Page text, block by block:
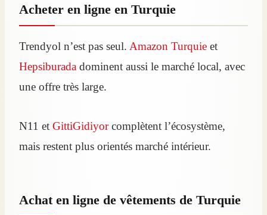
Acheter en ligne en Turquie
Trendyol n’est pas seul. Amazon Turquie et
Hepsiburada dominent aussi le marché local, avec
une offre très large.
N11 et GittiGidiyorcomplètent l’écosystème,
mais restent plus orientés marché intérieur.
Achat en ligne de vêtements de Turquie